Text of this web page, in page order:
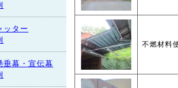
ッター
垂幕・宣伝幕
不燃材料